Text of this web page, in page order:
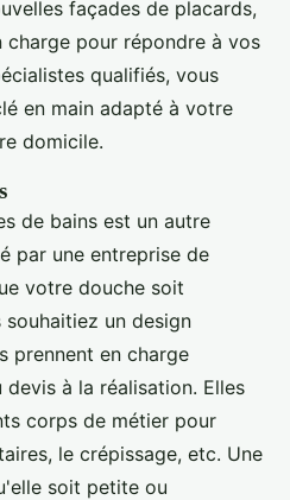
façades de placards,
pour répondre à vos
qualifiés, vous
en main adapté à votre
domicile.
de bains est un autre
par une entreprise de
votre douche soit
un design
prennent en charge
à la réalisation. Elles
corps de métier pour
le crépissage, etc. Une
soit petite ou